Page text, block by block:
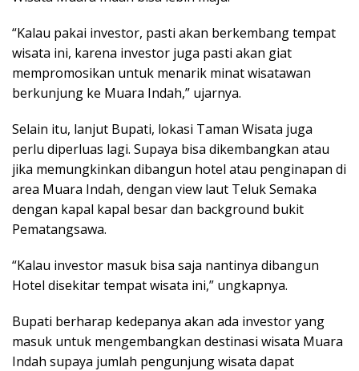
“Kalau pakai investor, pasti akan berkembang tempat
wisata ini, karena investor juga pasti akan giat
mempromosikan untuk menarik minat wisatawan
berkunjung ke Muara Indah,” ujarnya.
Selain itu, lanjut Bupati, lokasi Taman Wisata juga
perlu diperluas lagi. Supaya bisa dikembangkan atau
jika memungkinkan dibangun hotel atau penginapan di
area Muara Indah, dengan view laut Teluk Semaka
dengan kapal kapal besar dan background bukit
Pematangsawa.
“Kalau investor masuk bisa saja nantinya dibangun
Hotel disekitar tempat wisata ini,” ungkapnya.
Bupati berharap kedepanya akan ada investor yang
masuk untuk mengembangkan destinasi wisata Muara
Indah supaya jumlah pengunjung wisata dapat